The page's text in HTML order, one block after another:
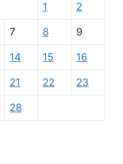
1 2
7 8 9
14 15 16
21 22 23
28